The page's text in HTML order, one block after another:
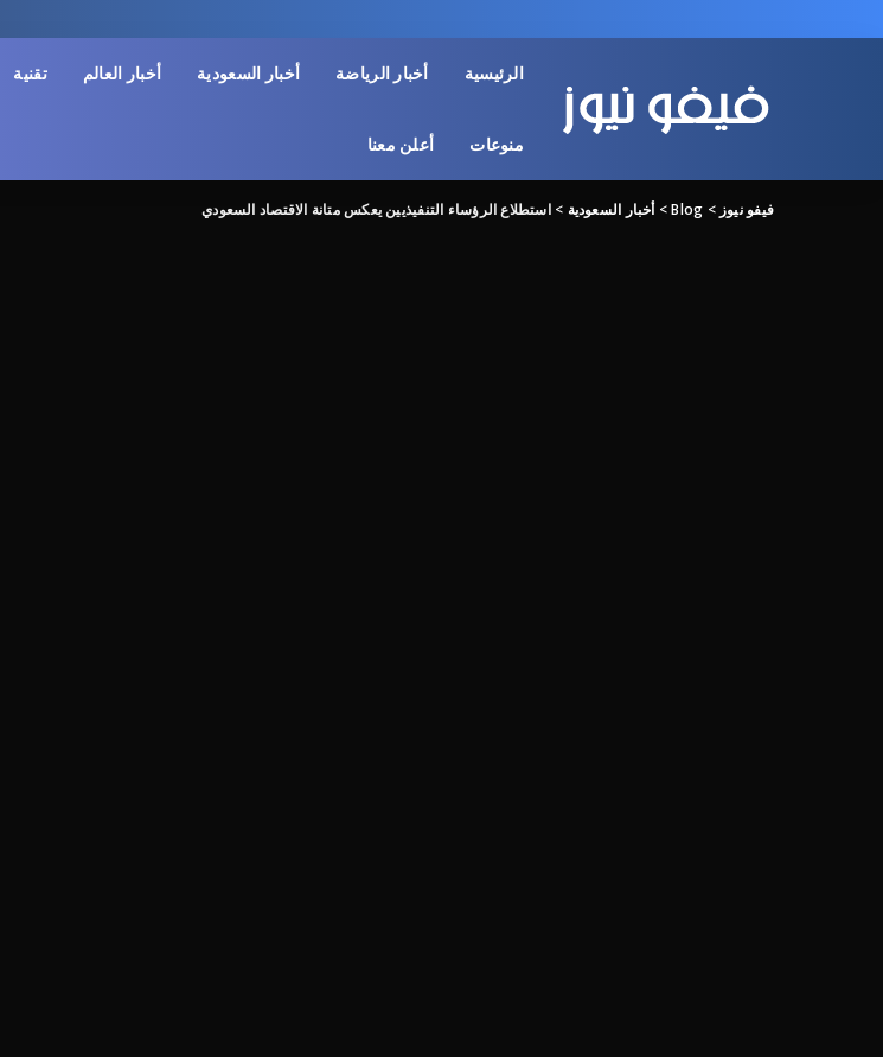
الرئيسية أخبار الرياضة أخبار السعودية أخبار العالم تقنية
منوعات أعلن معنا
فيفو نيوز >
Blog
>أخبار السعودية >استطلاع الرؤساء التنفيذيين يعكس متانة الاقتصاد السعودي